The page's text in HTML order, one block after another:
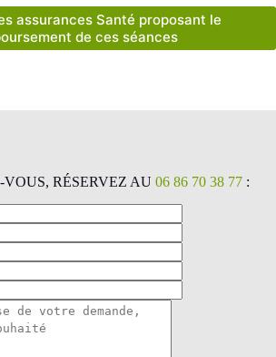
assurances Santé proposant le
de ces séances
RÉSERVEZ AU 06 86 70 38 77 :